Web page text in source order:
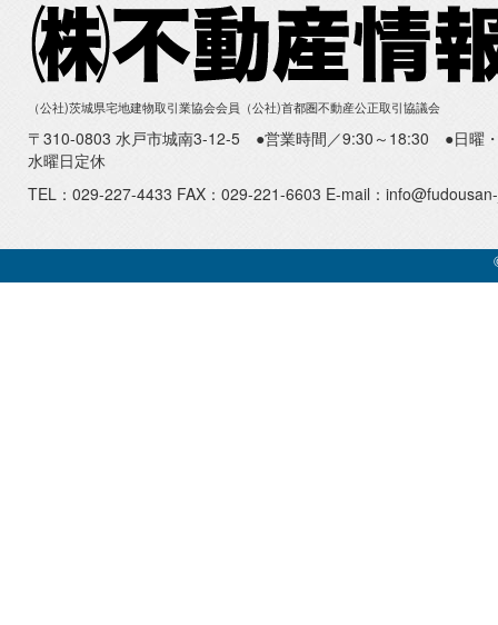
（公社)茨城県宅地建物取引業協会会員（公社)首都圏不動産公正取引協議会
〒310-0803 水戸市城南3-12-5 ●営業時間／9:30～18:30 ●日曜
水曜日定休
TEL：029-227-4433 FAX：029-221-6603 E-mail：